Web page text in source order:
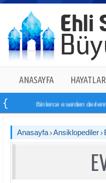
ANASAYFA HAYATLAR
Binlerce eserden derlenmiş
Anasayfa Ansiklopediler